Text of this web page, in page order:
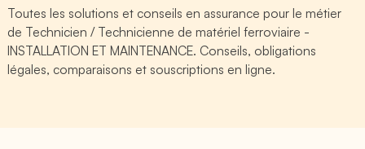
Toutes les solutions et conseils en assurance pour le métier
de Technicien / Technicienne de matériel ferroviaire -
INSTALLATION ET MAINTENANCE. Conseils, obligations
légales, comparaisons et souscriptions en ligne.